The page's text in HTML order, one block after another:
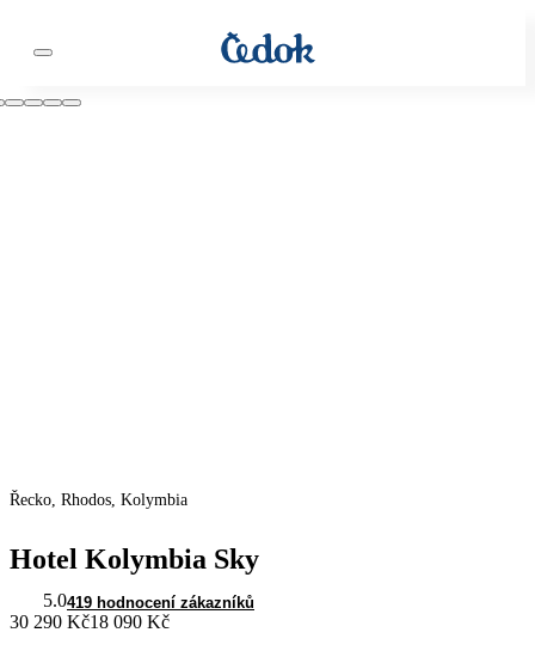
Řecko, Rhodos, Kolymbia
Hotel Kolymbia Sky
5.0419 hodnocení zákazníků
30 290 Kč18 090 Kč